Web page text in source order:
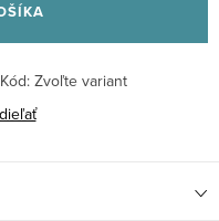
Kód: Zvoľte variant